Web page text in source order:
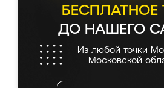
БЕСПЛАТНОЕ
ДО НАШЕГО
Из любой точки
Московской